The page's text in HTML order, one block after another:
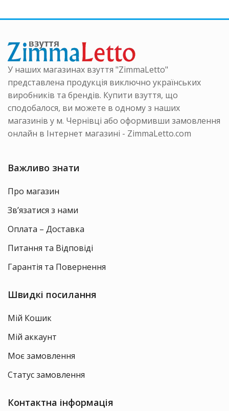
можна
сторінці
товару
можна
У наших магазинах взуття "ZimmaLetto"
представлена продукція виключно українських
виробників та брендів. Купити взуття, що
сподобалося, ви можете в одному з наших
магазинів у м. Чернівці або оформивши замовлення
онлайн в Інтернет магазині - ZimmaLetto.com
Важливо знати
Про магазин
Зв’язатися з нами
Оплата – Доставка
Питання та Відповіді
Гарантія та Повернення
Швидкі посилання
Мій Кошик
Мій аккаунт
Моє замовлення
Статус замовлення
Контактна інформація